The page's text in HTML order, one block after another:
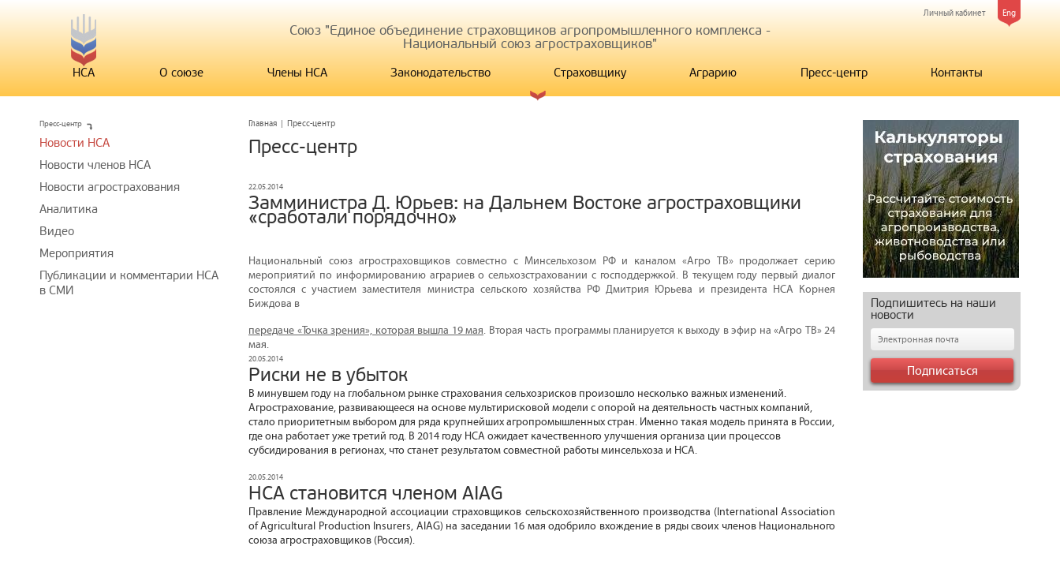
Eng
Личный кабинет
Союз "Единое объединение страховщиков агропромышленного комплекса -
Национальный союз агростраховщиков"
НСА О союзе Члены НСА Законодательство Страховщику Аграрию Пресс-центр Контакты
Главная | Пресс-центр
Пресс-центр
22.05.2014
Замминистра Д. Юрьев: на Дальнем Востоке агростраховщики
«сработали порядочно»
Национальный союз агростраховщиков совместно с Минсельхозом РФ и каналом «Агро ТВ» продолжает серию
мероприятий по информированию аграриев о сельхозстраховании с господдержкой. В текущем году первый диалог
состоялся с участием заместителя министра сельского хозяйства РФ Дмитрия Юрьева и президента НСА Корнея
Биждова в
передаче «Точка зрения», которая вышла 19 мая. Вторая часть программы планируется к выходу в эфир на «Агро ТВ» 24
мая.
20.05.2014
Риски не в убыток
В минувшем году на глобальном рынке страхования сельхозрисков произошло несколько важных изменений.
Агрострахование, развивающееся на основе мультирисковой модели с опорой на деятельность частных компаний,
стало приоритетным выбором для ряда крупнейших агропромышленных стран. Именно такая модель принята в России,
где она работает уже третий год. В 2014 году НСА ожидает качественного улучшения организа ции процессов
субсидирования в регионах, что станет результатом совместной работы минсельхоза и НСА.
20.05.2014
НСА становится членом AIAG
Правление Международной ассоциации страховщиков сельскохозяйственного производства (International Association
of Agricultural Production Insurers, AIAG) на заседании 16 мая одобрило вхождение в ряды своих членов Национального
союза агростраховщиков (Россия).
Пресс-центр
Новости НСА
Новости членов НСА
Новости агрострахования
Аналитика
Видео
Мероприятия
Публикации и комментарии НСА
в СМИ
Подпишитесь на наши
новости